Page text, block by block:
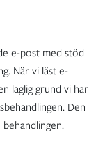
e-post med stöd
När vi läst e-
laglig grund vi har
Den